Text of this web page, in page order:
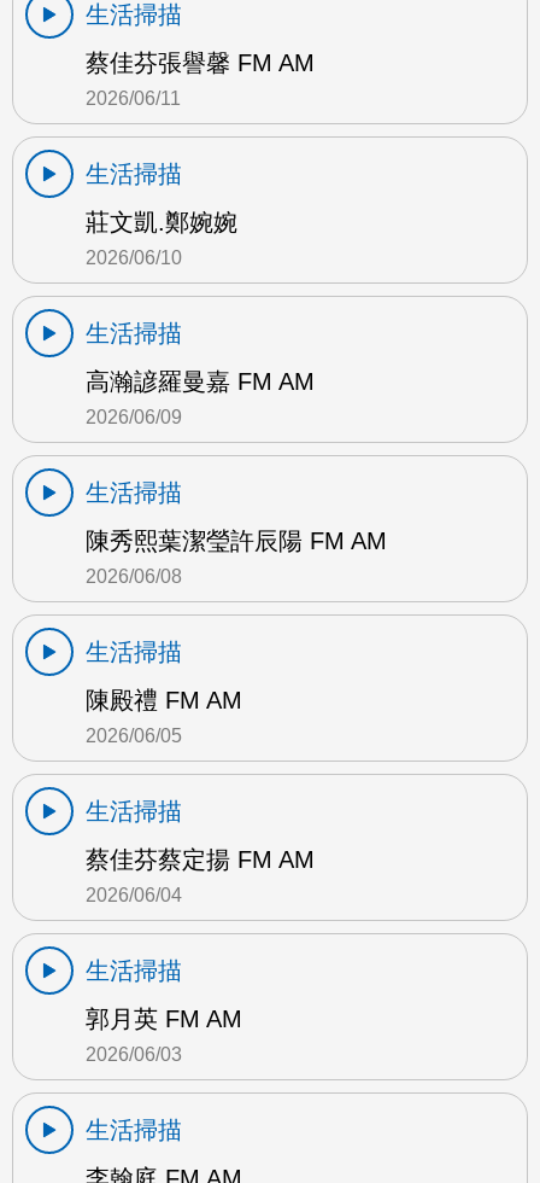
生活掃描
蔡佳芬張譽馨 FM AM
2026/06/11
生活掃描
莊文凱.鄭婉婉
2026/06/10
生活掃描
高瀚諺羅曼嘉 FM AM
2026/06/09
生活掃描
陳秀熙葉潔瑩許辰陽 FM AM
2026/06/08
生活掃描
陳殿禮 FM AM
2026/06/05
生活掃描
蔡佳芬蔡定揚 FM AM
2026/06/04
生活掃描
郭月英 FM AM
2026/06/03
生活掃描